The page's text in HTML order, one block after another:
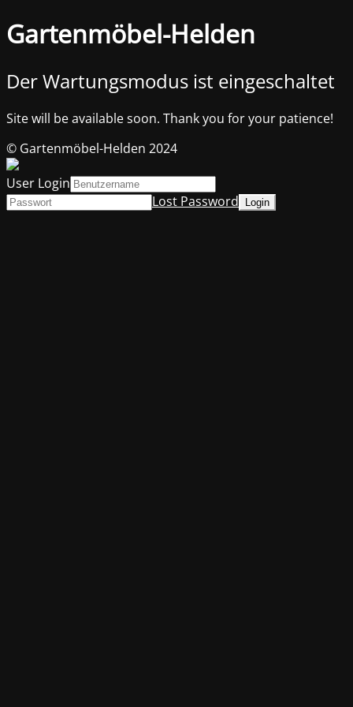
Gartenmöbel-Helden
Der Wartungsmodus ist eingeschaltet
Site will be available soon. Thank you for your patience!
© Gartenmöbel-Helden 2024
User Login
Lost Password